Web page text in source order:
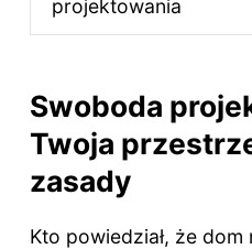
projektowania
Swoboda
Twoja
zasady
Kto powiedział, że